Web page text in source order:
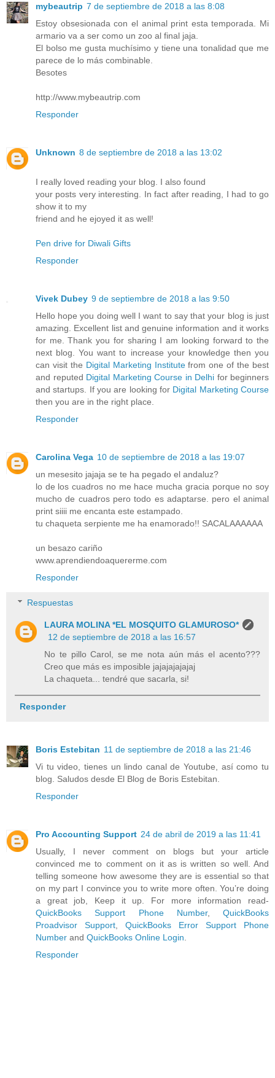
mybeautrip 7 de septiembre de 2018 a las 8:08
Estoy obsesionada con el animal print esta temporada. Mi
armario va a ser como un zoo al final jaja.
El bolso me gusta muchísimo y tiene una tonalidad que me
parece de lo más combinable.
Besotes
http://www.mybeautrip.com
Responder
Unknown 8 de septiembre de 2018 a las 13:02
I really loved reading your blog. I also found
your posts very interesting. In fact after reading, I had to go
show it to my
friend and he ejoyed it as well!
Pen drive for Diwali Gifts
Responder
Vivek Dubey 9 de septiembre de 2018 a las 9:50
Hello hope you doing well I want to say that your blog is just
amazing. Excellent list and genuine information and it works
for me. Thank you for sharing I am looking forward to the
next blog. You want to increase your knowledge then you
can visit the Digital Marketing Institutefrom one of the best
and reputed Digital Marketing Course in Delhi for beginners
and startups. If you are looking for Digital Marketing Course
then you are in the right place.
Responder
Carolina Vega 10 de septiembre de 2018 a las 19:07
un mesesito jajaja se te ha pegado el andaluz?
lo de los cuadros no me hace mucha gracia porque no soy
mucho de cuadros pero todo es adaptarse. pero el animal
print siiii me encanta este estampado.
tu chaqueta serpiente me ha enamorado!! SACALAAAAAA
un besazo cariño
www.aprendiendoaquererme.com
Responder
Respuestas
LAURA MOLINA *EL MOSQUITO GLAMUROSO*
12 de septiembre de 2018 a las 16:57
No te pillo Carol, se me nota aún más el acento???
Creo que más es imposible jajajajajajaj
La chaqueta... tendré que sacarla, si!
Responder
Boris Estebitan 11 de septiembre de 2018 a las 21:46
Vi tu video, tienes un lindo canal de Youtube, así como tu
blog. Saludos desde El Blog de Boris Estebitan.
Responder
Pro Accounting Support 24 de abril de 2019 a las 11:41
Usually, I never comment on blogs but your article
convinced me to comment on it as is written so well. And
telling someone how awesome they are is essential so that
on my part I convince you to write more often. You’re doing
a great job, Keep it up. For more information read-
QuickBooks Support Phone Number, QuickBooks
Proadvisor Support, QuickBooks Error Support Phone
Number and QuickBooks Online Login.
Responder